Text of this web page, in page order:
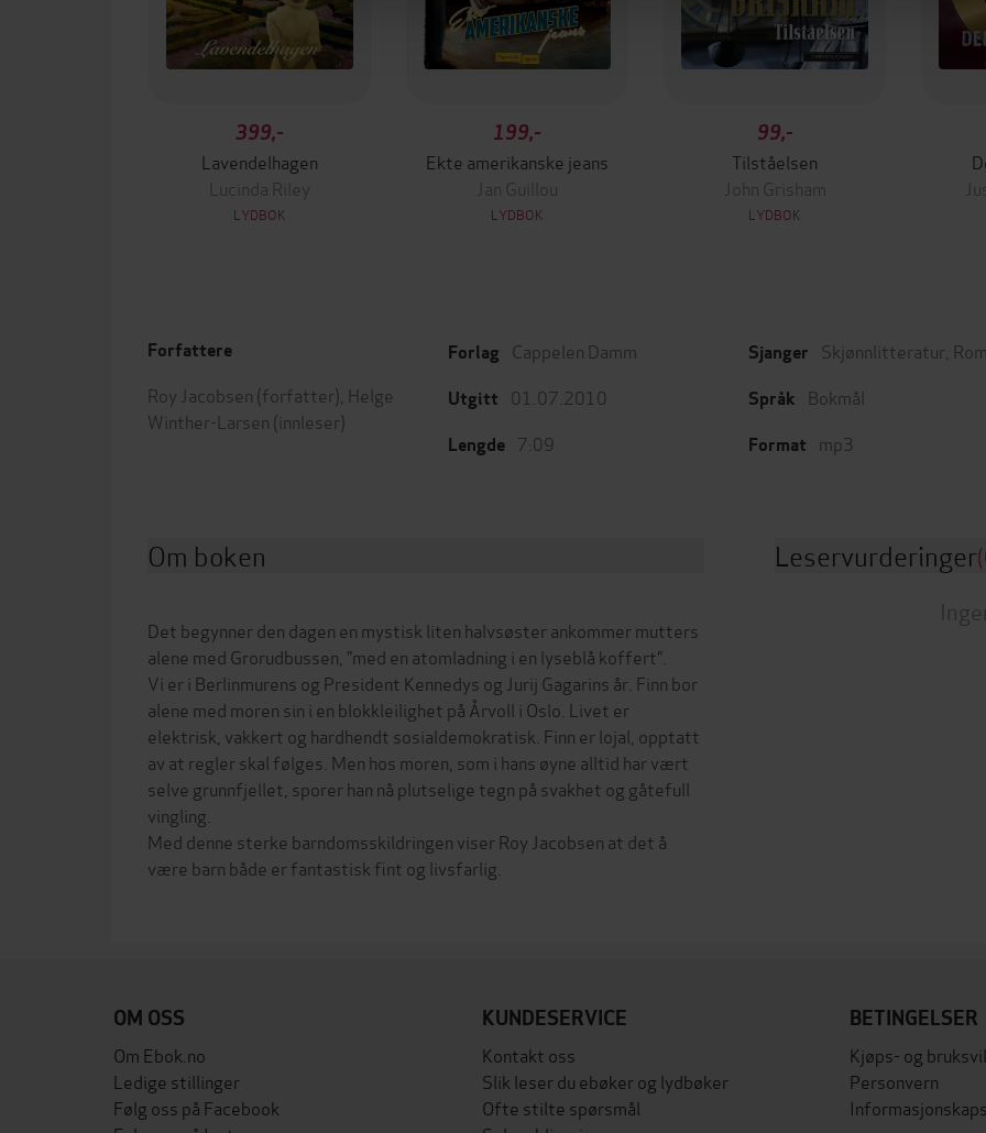
399,-
Lavendelhagen
Lucinda Riley
LYDBOK
199,-
Ekte amerikanske jeans
Jan Guillou
LYDBOK
99,-
Tilståelsen
John Grisham
LYDBOK
Forfattere
Roy Jacobsen (forfatter), Helge
Winther-Larsen (innleser)
Forlag Cappelen Damm
Utgitt 01.07.2010
Lengde 7:09
Sjanger Skjønnlitteratur
Språk Bokmål
Format mp3
Om boken
Det begynner den dagen en mystisk liten halvsøster ankommer mutters
alene med Grorudbussen, ”med en atomladning i en lyseblå koffert”.
Vi er i Berlinmurens og President Kennedys og Jurij Gagarins år. Finn bor
alene med moren sin i en blokkleilighet på Årvoll i Oslo. Livet er
elektrisk, vakkert og hardhendt sosialdemokratisk. Finn er lojal, opptatt
av at regler skal følges. Men hos moren, som i hans øyne alltid har vært
selve grunnfjellet, sporer han nå plutselige tegn på svakhet og gåtefull
vingling.
Med denne sterke barndomsskildringen viser Roy Jacobsen at det å
være barn både er fantastisk fint og livsfarlig.
Leservurderinger
OM OSS
Om Ebok.no
Ledige stillinger
Følg oss på Facebook
KUNDESERVICE
Kontakt oss
Slik leser du ebøker og lydbøker
Ofte stilte spørsmål
BETINGELSER
Kjøps- og
Personvern